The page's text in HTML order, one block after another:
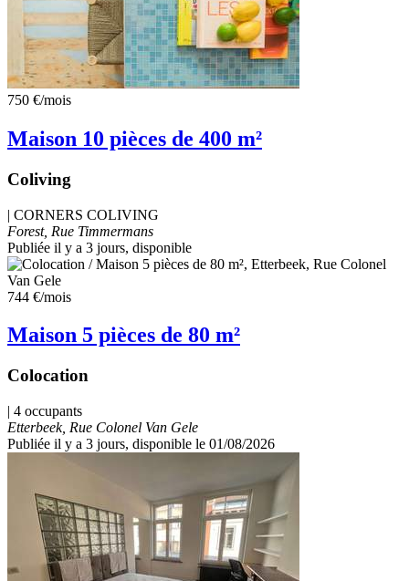
750 €/mois
Maison 10 pièces de 400 m²
Coliving
| CORNERS COLIVING
Forest, Rue Timmermans
Publiée il y a 3 jours, disponible
744 €/mois
Maison 5 pièces de 80 m²
Colocation
| 4 occupants
Etterbeek, Rue Colonel Van Gele
Publiée il y a 3 jours, disponible le 01/08/2026